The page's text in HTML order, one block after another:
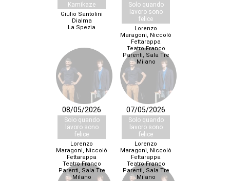
Kamikaze
Giulio Santolini
Dialma
La Spezia
Solo quando
lavoro sono
felice
Lorenzo
Maragoni, Niccolò
Fettarappa
Teatro Franco
Parenti, Sala Tre
Milano
08/05/2026
Solo quando
lavoro sono
felice
Lorenzo
Maragoni, Niccolò
Fettarappa
Teatro Franco
Parenti, Sala Tre
Milano
07/05/2026
Solo quando
lavoro sono
felice
Lorenzo
Maragoni, Niccolò
Fettarappa
Teatro Franco
Parenti, Sala Tre
Milano